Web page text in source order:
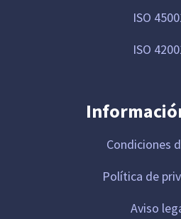
ISO
ISO
Condiciones
Política de
Aviso